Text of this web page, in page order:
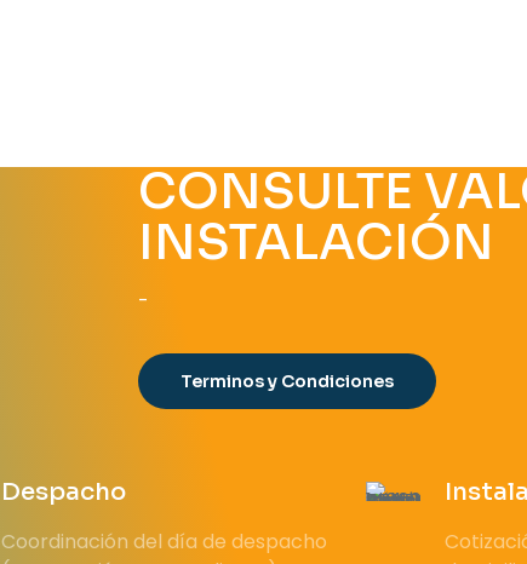
CONSULTE
INSTALACIÓN
-
Terminos y Condiciones
Despacho
Coordinación del día de despacho